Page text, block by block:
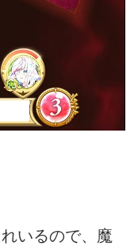
いるので、魔